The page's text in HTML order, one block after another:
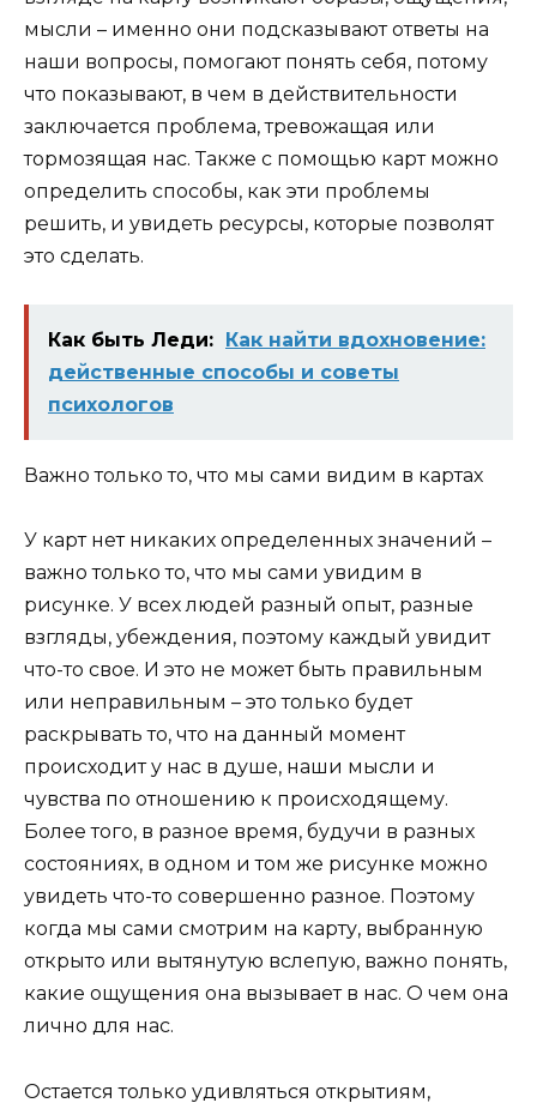
мысли – именно они подсказывают ответы на
наши вопросы, помогают понять себя, потому
что показывают, в чем в действительности
заключается проблема, тревожащая или
тормозящая нас. Также с помощью карт можно
определить способы, как эти проблемы
решить, и увидеть ресурсы, которые позволят
это сделать.
Как быть Леди:
Как найти вдохновение:
действенные способы и советы
психологов
Важно только то, что мы сами видим в картах
У карт нет никаких определенных значений –
важно только то, что мы сами увидим в
рисунке. У всех людей разный опыт, разные
взгляды, убеждения, поэтому каждый увидит
что-то свое. И это не может быть правильным
или неправильным – это только будет
раскрывать то, что на данный момент
происходит у нас в душе, наши мысли и
чувства по отношению к происходящему.
Более того, в разное время, будучи в разных
состояниях, в одном и том же рисунке можно
увидеть что-то совершенно разное. Поэтому
когда мы сами смотрим на карту, выбранную
открыто или вытянутую вслепую, важно понять,
какие ощущения она вызывает в нас. О чем она
лично для нас.
Остается только удивляться открытиям,